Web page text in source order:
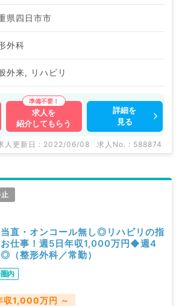
県四日市市
外科
外来, リハビリ
求人を
紹介してもらう
詳細を
見る
人更新日 : 2022/06/08 求人No. : 588874
当直・オンコール無し◎リハビリの指
お仕事！週5日年収1,000万円◆週4
（整形外科／常勤）
内
収1,000万円 ～